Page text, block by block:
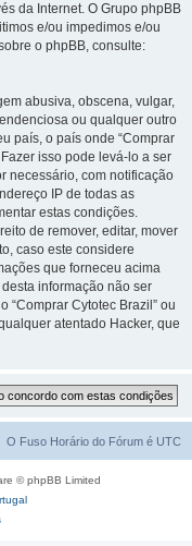
da Internet. O Grupo phpBB
e/ou impedimos e/ou
o phpBB, consulte:
abusiva, obscena, vulgar,
ou qualquer outro
país, o país onde “Comprar
isso pode levá-lo a ser
necessário, com notificação
IP de todas as
estas condições.
de remover, editar, mover
caso este considere
que forneceu acima
informação não ser
“Comprar Cytotec Brazil” ou
atentado Hacker, que
O Fuso Horário do Fórum é UTC
© phpBB Limited